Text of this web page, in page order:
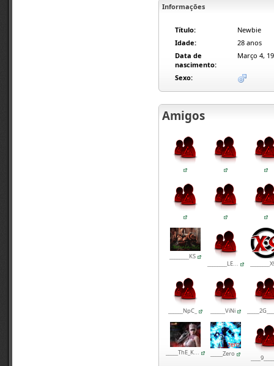
Informações
Título:
Newbie
Idade:
28 anos
Data de
nascimento:
Março 4,
Sexo:
Amigos
________KS
________LE...
______NpC_ ______ViNi
_____ThE_K... _____Zero